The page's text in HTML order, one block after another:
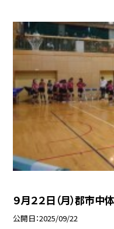
９月２２日（月）郡市
公開日 2025/09/22